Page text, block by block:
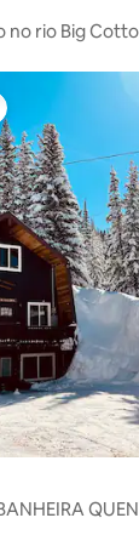
no rio Big